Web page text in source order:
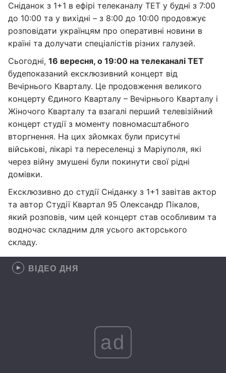
Сніданок з 1+1 в ефірі телеканалу ТЕТ у будні з 7:00
до 10:00 та у вихідні – з 8:00 до 10:00 продовжує
розповідати українцям про оперативні новини в
країні та долучати спеціалістів різних галузей.
Сьогодні, 16 вересня, о 19:00 на телеканалі ТЕТ
будепоказаний ексклюзивний концерт від
Вечірнього Кварталу. Це продовження великого
концерту Єдиного Кварталу – Вечірнього Кварталу і
Жіночого Кварталу та взагалі перший телевізійний
концерт студії з моменту повномасштабного
вторгнення. На цих зйомках були присутні
військові, лікарі та переселенці з Маріуполя, які
через війну змушені були покинути свої рідні
домівки.
Ексклюзивно до студії Сніданку з 1+1 завітав актор
та автор Студії Квартал 95 Олександр Пікалов,
який розповів, чим цей концерт став особливим та
водночас складним для усього акторського
складу.
ВІДЕО ДНЯ
ad